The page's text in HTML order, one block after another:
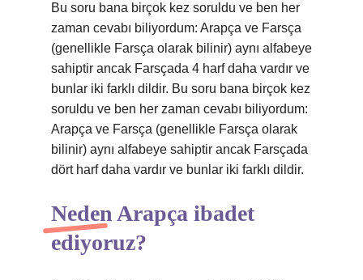
Bu soru bana birçok kez soruldu ve ben her
zaman cevabı biliyordum: Arapça ve Farsça
(genellikle Farsça olarak bilinir) aynı alfabeye
sahiptir ancak Farsçada 4 harf daha vardır ve
bunlar iki farklı dildir. Bu soru bana birçok kez
soruldu ve ben her zaman cevabı biliyordum:
Arapça ve Farsça (genellikle Farsça olarak
bilinir) aynı alfabeye sahiptir ancak Farsçada
dört harf daha vardır ve bunlar iki farklı dildir.
Neden Arapça ibadet
ediyoruz?